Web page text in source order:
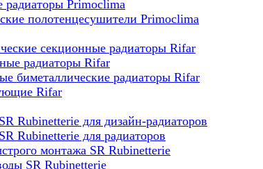
радиаторы Primoclima
полотенцесушители Primoclima
секционные радиаторы Rifar
радиаторы Rifar
биметаллические радиаторы Rifar
Rifar
Rubinetterie для дизайн-радиаторов
Rubinetterie для радиаторов
монтажа SR Rubinetterie
SR Rubinetterie